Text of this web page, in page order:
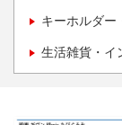
キーホルダー
生活雑貨・イ